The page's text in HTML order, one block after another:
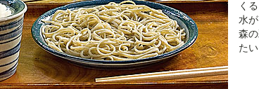
く
水
森
た